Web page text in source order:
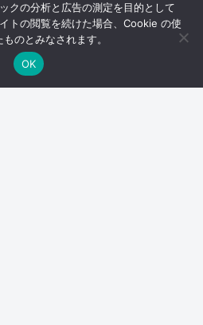
現象
クの分析と広告の測定を目的として
トの閲覧を続けた場合、Cookie の使
のとみなされます。
OK